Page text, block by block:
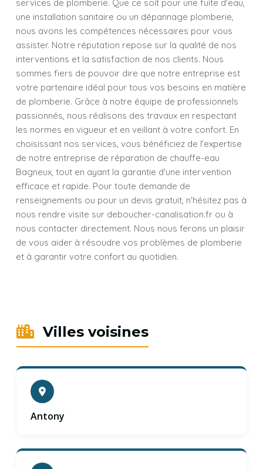
services de plomberie. Que ce soit pour une fuite d'eau,
une installation sanitaire ou un dépannage plomberie,
nous avons les compétences nécessaires pour vous
assister. Notre réputation repose sur la qualité de nos
interventions et la satisfaction de nos clients. Nous
sommes fiers de pouvoir dire que notre entreprise est
votre partenaire idéal pour tous vos besoins en matière
de plomberie. Grâce à notre équipe de professionnels
passionnés, nous réalisons des travaux en respectant
les normes en vigueur et en veillant à votre confort. En
choisissant nos services, vous bénéficiez de l'expertise
de notre entreprise de réparation de chauffe-eau
Bagneux, tout en ayant la garantie d'une intervention
efficace et rapide. Pour toute demande de
renseignements ou pour un devis gratuit, n'hésitez pas à
nous rendre visite sur deboucher-canalisation.fr ou à
nous contacter directement. Nous nous ferons un plaisir
de vous aider à résoudre vos problèmes de plomberie
et à garantir votre confort au quotidien.
Villes voisines
Antony